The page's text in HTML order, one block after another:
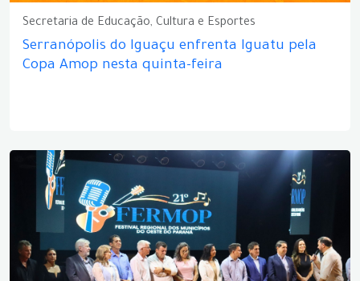
Secretaria de Educação, Cultura e Esportes
Serranópolis do Iguaçu enfrenta Iguatu pela
Copa Amop nesta quinta-feira